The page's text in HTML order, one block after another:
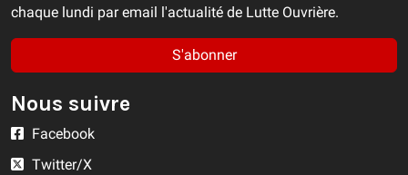
chaque lundi par email l'actualité de Lutte Ouvrière.
S'abonner
Nous suivre
Facebook
Twitter/X